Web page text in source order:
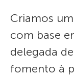
Criamos
com base
delegada
fomento à